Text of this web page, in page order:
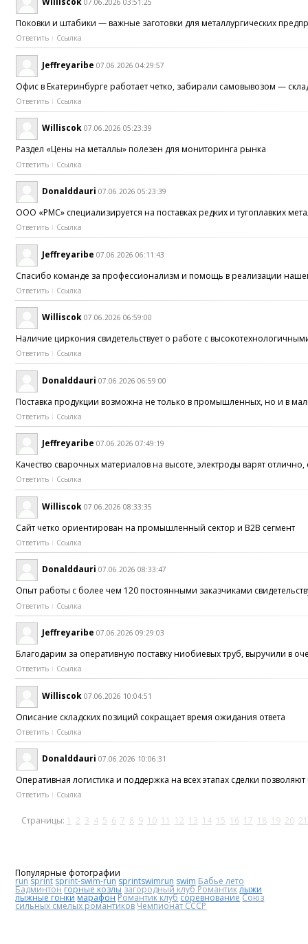
07.06.2026 03:51:25
Поковки и штабики — важные заготовки для металлургических
Ответить Ссылка
Jeffreyaribe 07.06.2026 04:29:57
Офис в Екатеринбурге работает четко, забирали самовывозом —
Ответить Ссылка
Williscok 07.06.2026 05:23:39
Раздел «Цены на металлы» полезен для мониторинга рынка
Ответить Ссылка
Donalddauri 07.06.2026 05:23:39
ООО «РМС» специализируется на поставках редких и тугоплавких
Ответить Ссылка
Jeffreyaribe 07.06.2026 06:11:43
Спасибо команде за профессионализм и помощь в реализации
Ответить Ссылка
Williscok 07.06.2026 06:59:00
Наличие циркония свидетельствует о работе с
Ответить Ссылка
Donalddauri 07.06.2026 06:59:00
Поставка продукции возможна не только в промышленных, но и в
Ответить Ссылка
Jeffreyaribe 07.06.2026 07:49:19
Качество сварочных материалов на высоте, электроды варят
Ответить Ссылка
Williscok 07.06.2026 08:33:35
Сайт четко ориентирован на промышленный сектор и B2B сегмент
Ответить Ссылка
Donalddauri 07.06.2026 08:33:47
Опыт работы с более чем 120 постоянными заказчиками
Ответить Ссылка
Jeffreyaribe 07.06.2026 09:29:03
Благодарим за оперативную поставку ниобиевых труб, выручили в
Ответить Ссылка
Williscok 07.06.2026 10:04:51
Описание складских позиций сокращает время ожидания ответа
Ответить Ссылка
Donalddauri 07.06.2026 10:06:31
Оперативная логистика и поддержка на всех этапах сделки
Ответить Ссылка
Страницы: 1 2 3 4 5 6 7 8 9 10 11 12 13 14 15 16 17 18 19 20 21
Популярные фотографии
run sprint sprint-swim-run sprintswimrun swim Бабье лето
Бадминтонгорные козлы загородный клуб Романтиклыжи
лыжные гонки марафонРомантик клубсоревнованиеСоюз
сильных смелых романтиковЧемпионат СССР